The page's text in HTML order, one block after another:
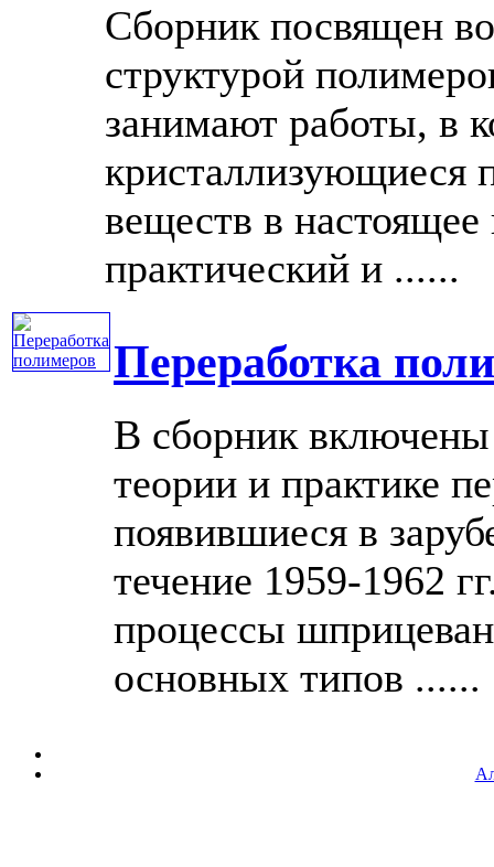
Сборник посвящен
структурой
занимают работы, в
кристаллизующиеся
веществ в
практический и ......
Переработка
В сборник включены
теории и практике
появившиеся в
течение 1959-1962
процессы
основных типов ......